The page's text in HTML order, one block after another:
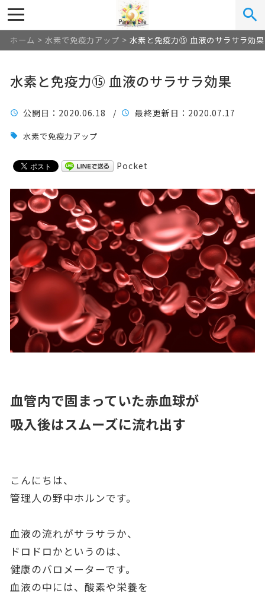
ホーム > 水素で免疫力アップ > 水素と免疫力⑮ 血液のサラサラ効果
水素と免疫力⑮ 血液のサラサラ効果
公開日 ：2020.06.18 / 最終更新日 ：2020.07.17
水素で免疫力アップ
Pocket
血管内で固まっていた赤血球が
吸入後はスムーズに流れ出す
こんにちは、
管理人の野中ホルンです。
血液の流れがサラサラか、
ドロドロかというのは、
健康のバロメーターです。
血液の中には、酸素や栄養を